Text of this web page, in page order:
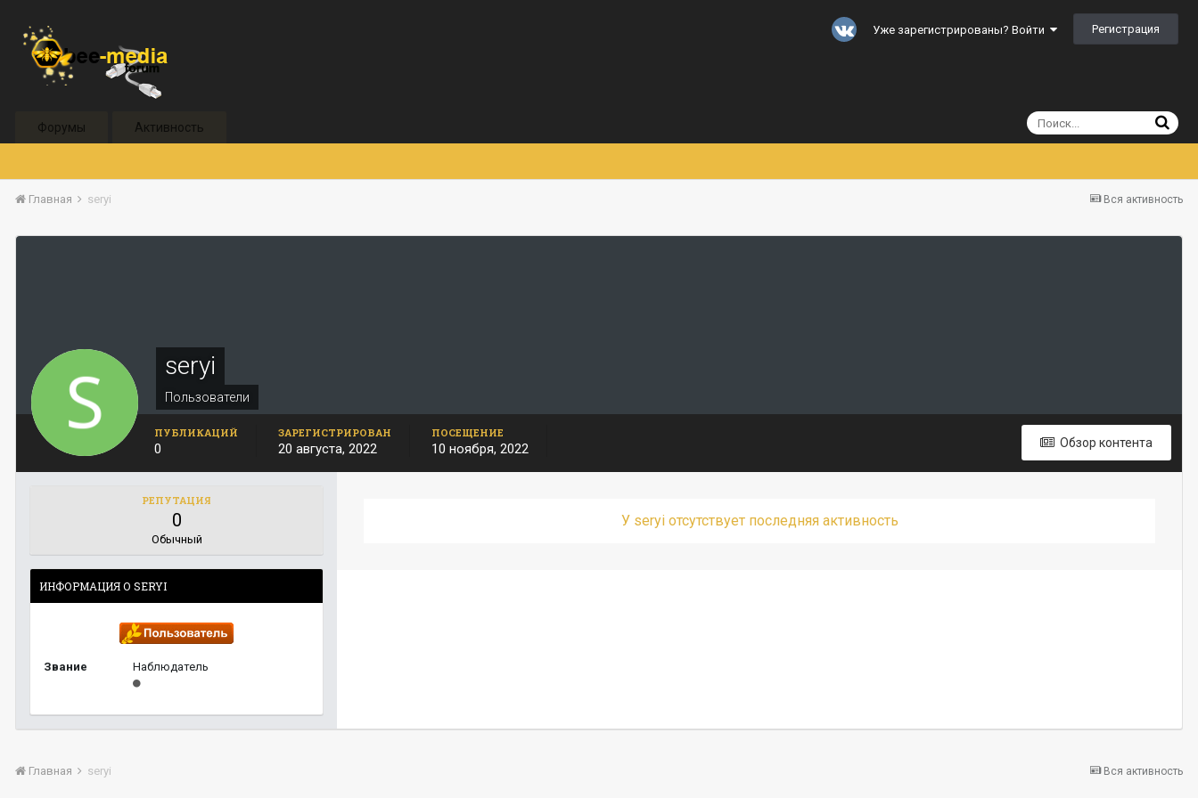
Уже зарегистрированы? Войти Регистрация
Форумы Активность
Вся активность
Главная seryi
seryi
Пользователи
Обзор контента
ПУБЛИКАЦИЙ
0
ЗАРЕГИСТРИРОВАН
20 августа, 2022
ПОСЕЩЕНИЕ
10 ноября, 2022
РЕПУТАЦИЯ
0
Обычный
ИНФОРМАЦИЯ О SERYI
Звание Наблюдатель
У seryi отсутствует последняя активность
Вся активность
Главная seryi